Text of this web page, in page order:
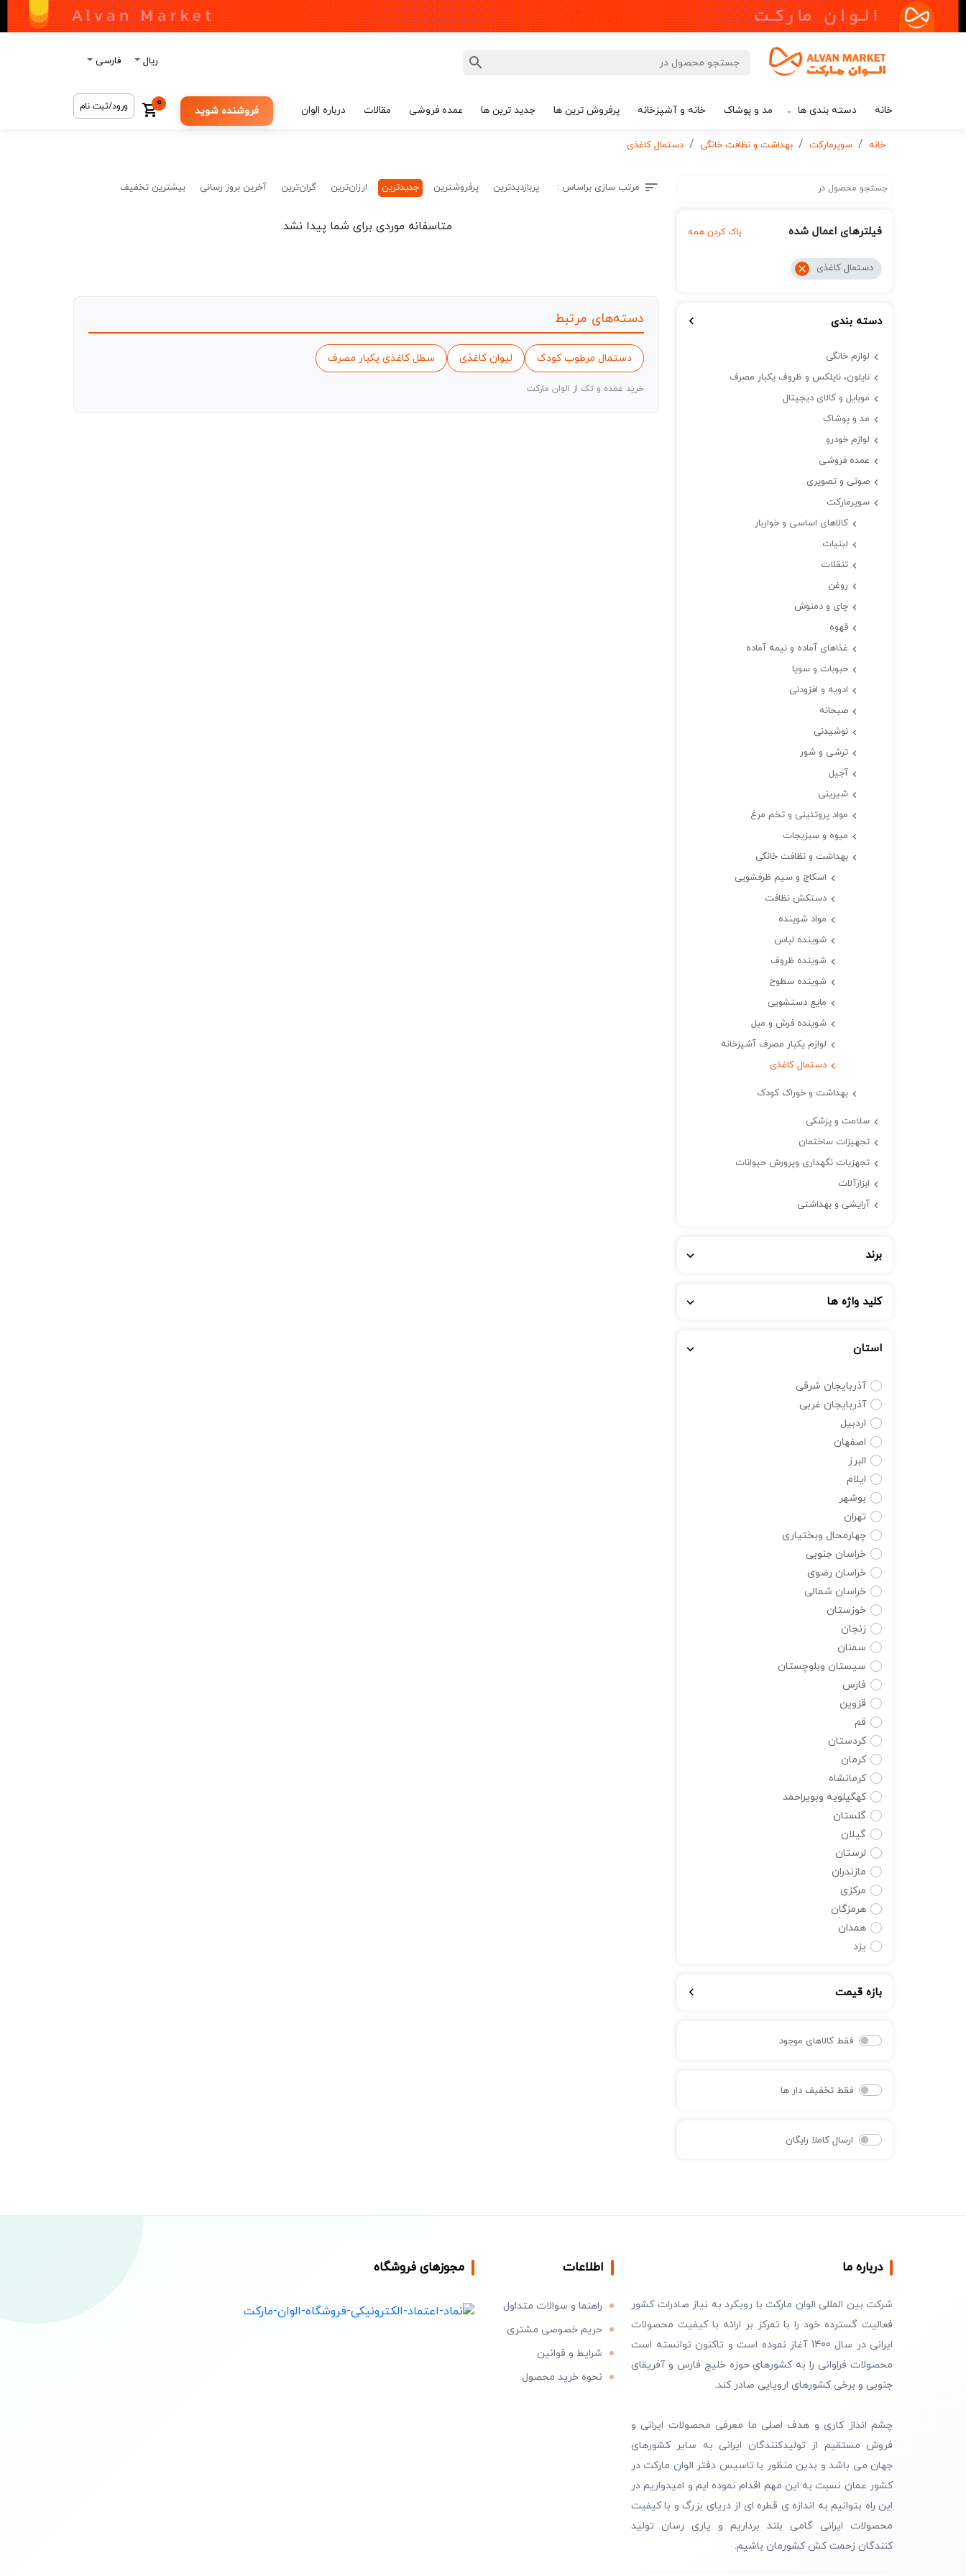
ریال فارسی
خانه دسته بندی ها مد و پوشاک خانه و آشپزخانه پرفروش ترین ها جدید ترین ها عمده فروشی مقالات درباره الوان فروشنده شوید
0 ورود/ثبت نام
خانه سوپرمارکت بهداشت و نظافت خانگی دستمال کاغذی
فیلترهای اعمال شده پاک کردن همه
دستمال کاغذی
دسته بندی
لوازم خانگی
نایلون، نایلکس و ظروف یکبار مصرف
موبایل و کالای دیجیتال
مد و پوشاک
لوازم خودرو
عمده فروشی
صوتی و تصویری
سوپرمارکت
کالاهای اساسی و خواربار
لبنیات
تنقلات
روغن
چای و دمنوش
قهوه
غذاهای آماده و نیمه آماده
حبوبات و سویا
ادویه و افزودنی
صبحانه
نوشیدنی
ترشی و شور
آجیل
شیرینی
مواد پروتئینی و تخم مرغ
میوه و سبزیجات
بهداشت و نظافت خانگی
اسکاج و سیم ظرفشویی
دستکش نظافت
مواد شوینده
شوینده لباس
شوینده ظروف
شوینده سطوح
مایع دستشویی
شوینده فرش و مبل
لوازم یکبار مصرف آشپزخانه
دستمال کاغذی
بهداشت و خوراک کودک
سلامت و پزشکی
تجهیزات ساختمان
تجهزیات نگهداری وپرورش حیوانات
ابزارآلات
آرایشی و بهداشتی
برند
کلید واژه ها
استان
آذربایجان شرقی
آذربایجان غربی
اردبیل
اصفهان
البرز
ایلام
بوشهر
تهران
چهارمحال وبختیاری
خراسان جنوبی
خراسان رضوی
خراسان شمالی
خوزستان
زنجان
سمنان
سیستان وبلوچستان
فارس
قزوین
قم
کردستان
کرمان
کرمانشاه
کهگیلویه وبویراحمد
گلستان
گیلان
لرستان
مازندران
مرکزی
هرمزگان
همدان
یزد
بازه قیمت
فقط کالاهای موجود
فقط تخفیف دار ها
ارسال کاملا رایگان
مرتب سازی براساس : پربازدیدترین پرفروشترین جدیدترین ارزان‌ترین گران‌ترین آخرین بروز رسانی بیشترین تخفیف
متاسفانه موردی برای شما پیدا نشد.
دسته‌های مرتبط
دستمال مرطوب کودک لیوان کاغذی سطل کاغذی یکبار مصرف
خرید عمده و تک از الوان مارکت
درباره ما
شرکت بین المللی الوان مارکت با رویکرد به نیاز صادرات کشور
فعالیت گسترده خود را با تمرکز بر ارائه با کیفیت محصولات
ایرانی در سال 1400 آغاز نموده است و تاکنون توانسته است
محصولات فراوانی را به کشورهای حوزه خلیج فارس و آفریقای
جنوبی و برخی کشورهای اروپایی صادر کند.
چشم انداز کاری و هدف اصلی ما معرفی محصولات ایرانی و
فروش مستقیم از تولیدکنندگان ایرانی به سایر کشورهای
جهان می باشد و بدین منظور با تاسیس دفتر الوان مارکت در
کشور عمان نسبت به این مهم اقدام نموده ایم و امیدواریم در
این راه بتوانیم به اندازه ی قطره ای از دریای بزرگ و با کیفیت
محصولات ایرانی گامی بلند برداریم و یاری رسان تولید
کنندگان زحمت کش کشورمان باشیم.
اطلاعات
راهنما و سوالات متداول
حریم خصوصی مشتری
شرایط و قوانین
نحوه خرید محصول
مجوزهای فروشگاه